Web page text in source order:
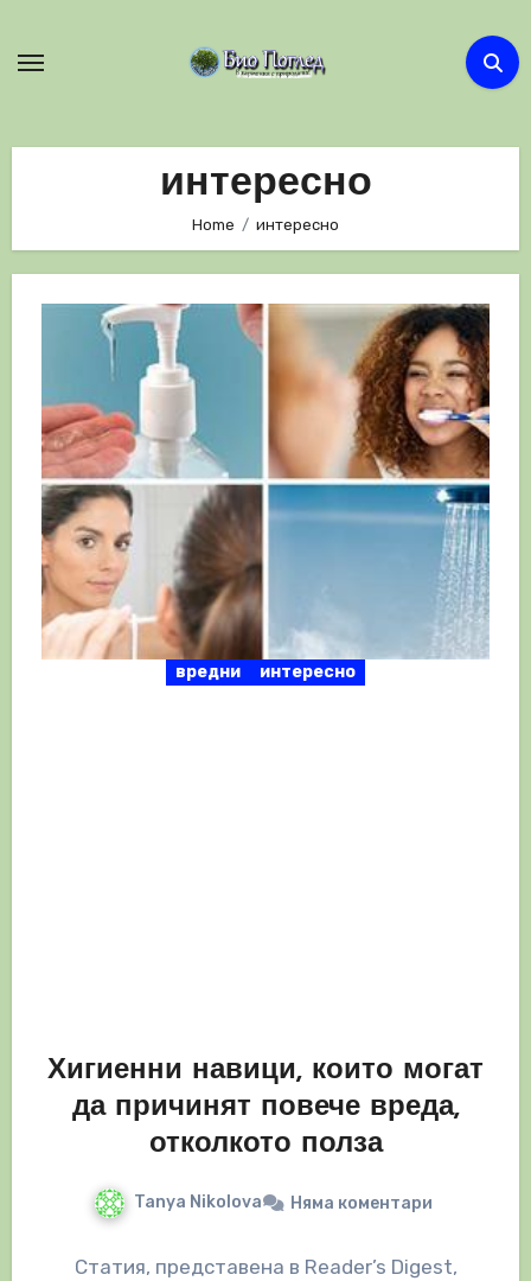
интересно
Home интересно
вредни интересно
Хигиенни навици, които могат
да причинят повече вреда,
отколкото полза
Tanya Nikolova Няма коментари
Статия, представена в Reader’s Digest,